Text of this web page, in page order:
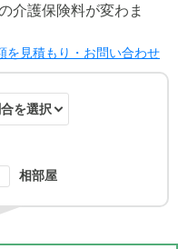
介護保険料が変わま
を見積もり・お問い合わせ
相部屋